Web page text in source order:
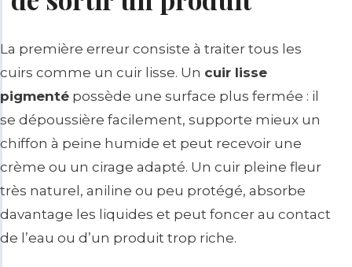
La première erreur consiste à traiter tous les
cuirs comme un cuir lisse. Un cuir lisse
pigmenté possède une surface plus fermée : il
se dépoussière facilement, supporte mieux un
chiffon à peine humide et peut recevoir une
crème ou un cirage adapté. Un cuir pleine fleur
très naturel, aniline ou peu protégé, absorbe
davantage les liquides et peut foncer au contact
de l’eau ou d’un produit trop riche.